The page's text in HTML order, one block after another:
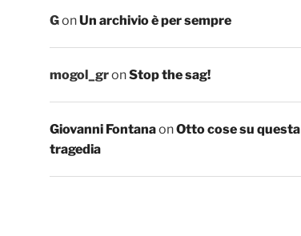
GonUn archivio è per sempre
mogol_gronStop the sag!
Giovanni FontanaonOtto cose su questa
tragedia